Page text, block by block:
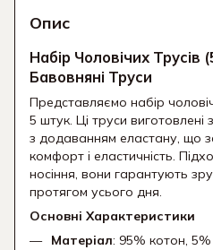
Опис
Набір Чоловічих Трусів
Бавовняні Труси
Представляємо набір
5 штук. Ці труси
з додаванням еластану, що
комфорт і еластичність.
носіння, вони гарантують
протягом усього дня.
Основні Характеристики
Матеріал: 95% котон,